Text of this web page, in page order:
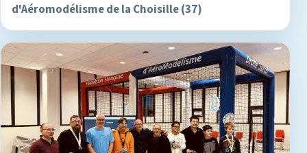
d'Aéromodélisme de la Choisille (37)